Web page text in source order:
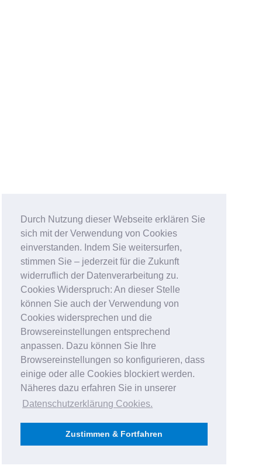
Durch Nutzung dieser Webseite erklären Sie
sich mit der Verwendung von Cookies
einverstanden. Indem Sie weitersurfen,
stimmen Sie – jederzeit für die Zukunft
widerruflich der Datenverarbeitung zu.
Cookies Widerspruch: An dieser Stelle
können Sie auch der Verwendung von
Cookies widersprechen und die
Browsereinstellungen entsprechend
anpassen. Dazu können Sie Ihre
Browsereinstellungen so konfigurieren, dass
einige oder alle Cookies blockiert werden.
Näheres dazu erfahren Sie in unserer
Datenschutzerklärung Cookies.
Zustimmen & Fortfahren